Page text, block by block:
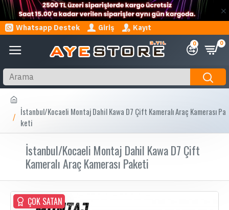
Whatsapp Destek Giriş Kayıt
0 0
İstanbul/Kocaeli Montaj Dahil Kawa D7 Çift Kameralı Araç Kamerası Pa
keti
İstanbul/Kocaeli Montaj Dahil Kawa D7 Çift
Kameralı Araç Kamerası Paketi
ÇOK SATAN